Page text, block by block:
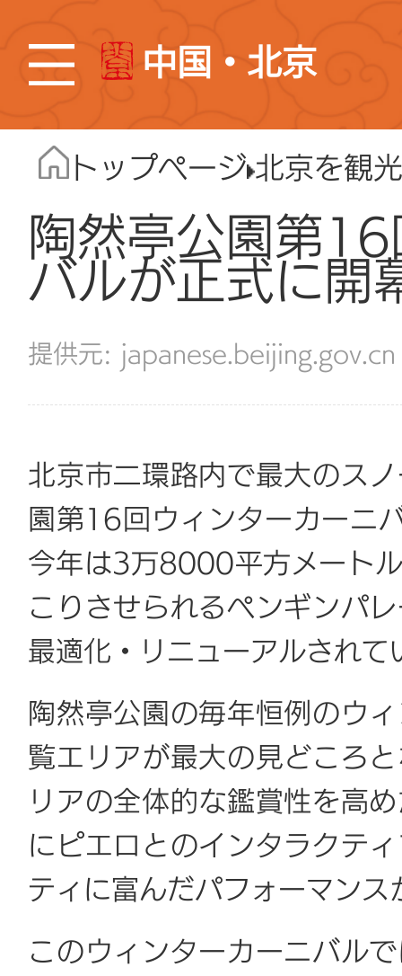
中国・北京
トップページ 北京を観
陶然亭公園第
バルが正式に開
japanese.beijing.gov.cn
北京市二環路内で最大のス
園第16回ウィンターカーニ
今年は3万8000平方メート
こりさせられるペンギンパ
最適化・リニューアルされて
陶然亭公園の毎年恒例のウ
覧エリアが最大の見どころ
リアの全体的な鑑賞性を高
にピエロとのインタラクテ
ティに富んだパフォーマンス
このウィンターカーニバル